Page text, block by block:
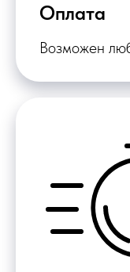
Оплата
Возможен